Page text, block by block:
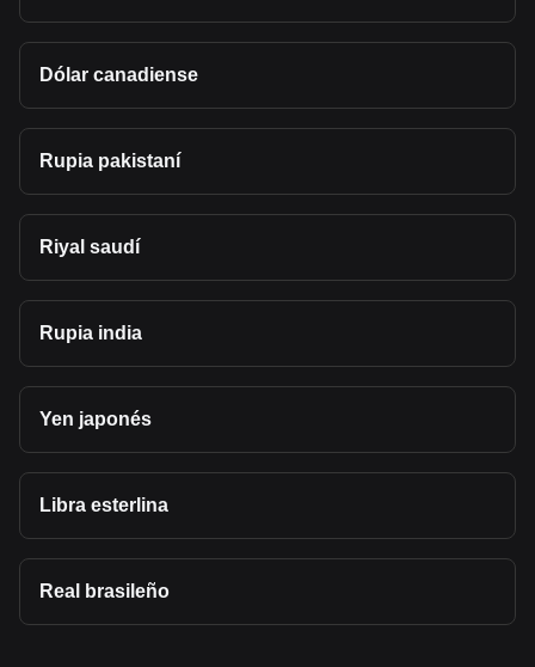
Dólar canadiense
Rupia pakistaní
Riyal saudí
Rupia india
Yen japonés
Libra esterlina
Real brasileño